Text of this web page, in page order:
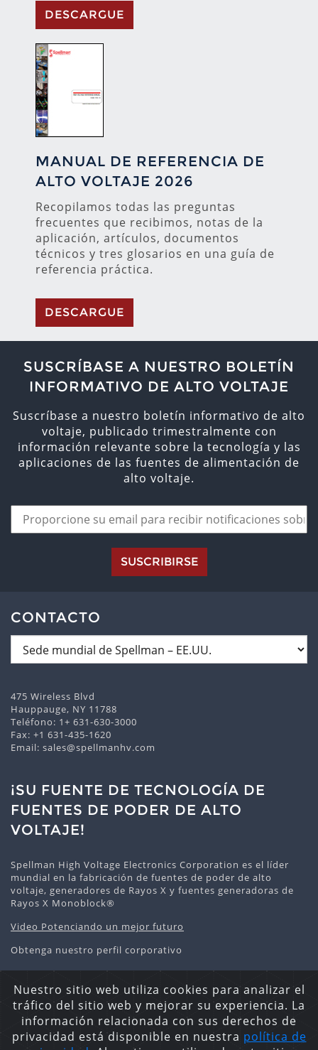
DESCARGUE
MANUAL DE REFERENCIA DE
ALTO VOLTAJE 2026
Recopilamos todas las preguntas
frecuentes que recibimos, notas de la
aplicación, artículos, documentos
técnicos y tres glosarios en una guía de
referencia práctica.
DESCARGUE
SUSCRÍBASE A NUESTRO BOLETÍN
INFORMATIVO DE ALTO VOLTAJE
Suscríbase a nuestro boletín informativo de alto
voltaje, publicado trimestralmente con
información relevante sobre la tecnología y las
aplicaciones de las fuentes de alimentación de
alto voltaje.
SUSCRIBIRSE
CONTACTO
475 Wireless Blvd
Hauppauge, NY 11788
Teléfono: 1+ 631-630-3000
Fax: +1 631-435-1620
Email: sales@spellmanhv.com
¡SU FUENTE DE TECNOLOGÍA DE
FUENTES DE PODER DE ALTO
VOLTAJE!
Spellman High Voltage Electronics Corporation es el líder
mundial en la fabricación de fuentes de poder de alto
voltaje, generadores de Rayos X y fuentes generadoras de
Rayos X Monoblock®
Video Potenciando un mejor futuro
Obtenga nuestro perfil corporativo
Declaración de privacidad Política De CookiesMapa
del Sitio
Nuestro sitio web utiliza cookies para analizar el
tráfico del sitio web y mejorar su experiencia. La
información relacionada con sus derechos de
privacidad está disponible en nuestra política de